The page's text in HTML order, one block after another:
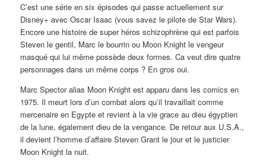
C’est une série en six épisodes qui passe actuellement sur
Disney+ avec Oscar Isaac (vous savez le pilote de Star Wars).
Encore une histoire de super héros schizophrène qui est parfois
Steven le gentil, Marc le bourrin ou Moon Knight le vengeur
masqué qui lui même possède deux formes. Ca veut dire quatre
personnages dans un même corps ? En gros oui.
Marc Spector alias Moon Knight est apparu dans les comics en
1975. Il meurt lors d’un combat alors qu’il travaillait comme
mercenaire en Egypte et revient à la vie grace au dieu égyptien
de la lune, également dieu de la vengance. De retour aux U.S.A.,
il devient l’homme d’affaire Steven Grant le jour et le justicier
Moon Knight la nuit.